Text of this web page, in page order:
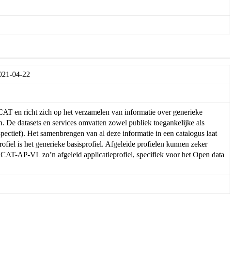
04-22
en richt zich op het verzamelen van informatie over generieke
De datasets en services omvatten zowel publiek toegankelijke als
Het samenbrengen van al deze informatie in een catalogus laat
is het generieke basisprofiel. Afgeleide profielen kunnen zeker
AP-VL zo’n afgeleid applicatieprofiel, specifiek voor het Open data